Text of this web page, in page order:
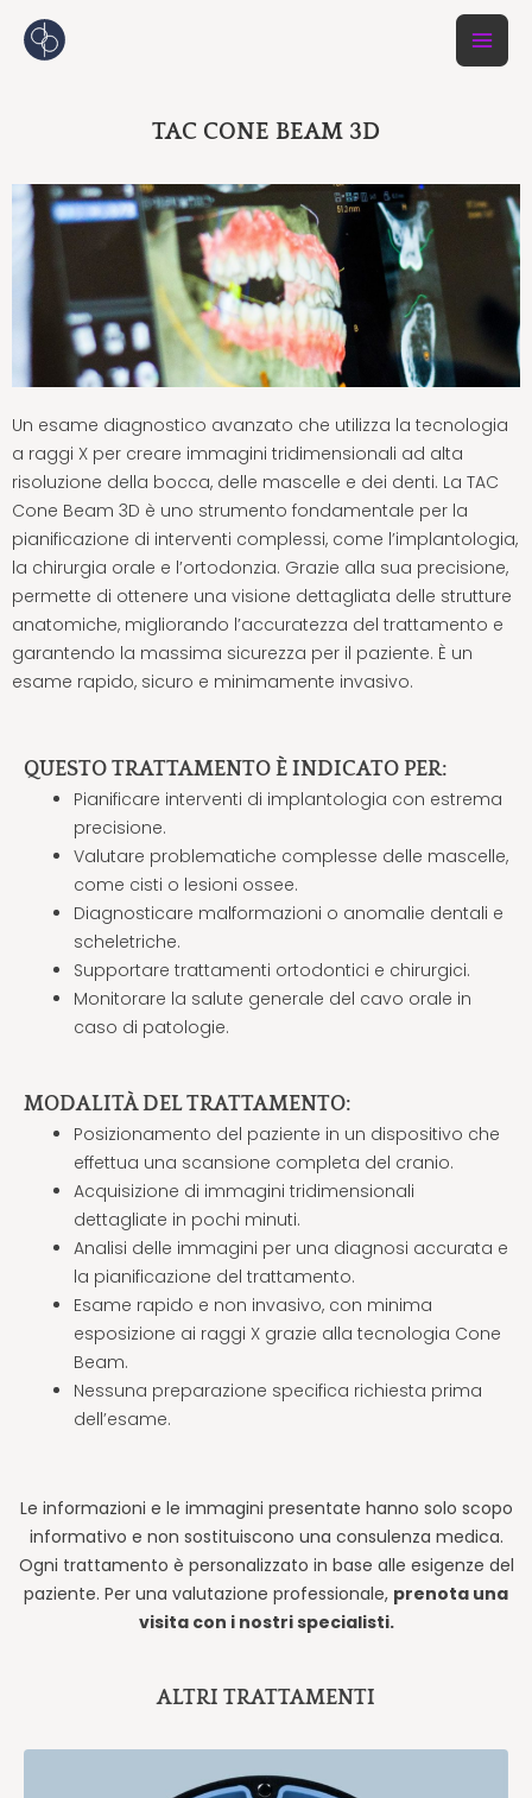
TAC CONE BEAM 3D
Un esame diagnostico avanzato che utilizza la tecnologia
a raggi X per creare immagini tridimensionali ad alta
risoluzione della bocca, delle mascelle e dei denti. La TAC
Cone Beam 3D è uno strumento fondamentale per la
pianificazione di interventi complessi, come l’implantologia,
la chirurgia orale e l’ortodonzia. Grazie alla sua precisione,
permette di ottenere una visione dettagliata delle strutture
anatomiche, migliorando l’accuratezza del trattamento e
garantendo la massima sicurezza per il paziente. È un
esame rapido, sicuro e minimamente invasivo.
QUESTO TRATTAMENTO È INDICATO PER:
Pianificare interventi di implantologia con estrema
precisione.
Valutare problematiche complesse delle mascelle,
come cisti o lesioni ossee.
Diagnosticare malformazioni o anomalie dentali e
scheletriche.
Supportare trattamenti ortodontici e chirurgici.
Monitorare la salute generale del cavo orale in
caso di patologie.
MODALITÀ DEL TRATTAMENTO:
Posizionamento del paziente in un dispositivo che
effettua una scansione completa del cranio.
Acquisizione di immagini tridimensionali
dettagliate in pochi minuti.
Analisi delle immagini per una diagnosi accurata e
la pianificazione del trattamento.
Esame rapido e non invasivo, con minima
esposizione ai raggi X grazie alla tecnologia Cone
Beam.
Nessuna preparazione specifica richiesta prima
dell’esame.
Le informazioni e le immagini presentate hanno solo scopo
informativo e non sostituiscono una consulenza medica.
Ogni trattamento è personalizzato in base alle esigenze del
paziente. Per una valutazione professionale, prenota una
visita con i nostri specialisti.
ALTRI TRATTAMENTI